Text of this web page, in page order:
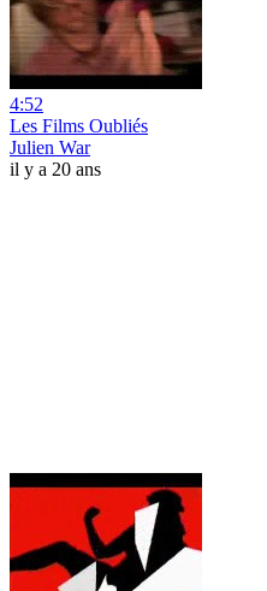
4:52
Les Films Oubliés
Julien War
il y a 20 ans